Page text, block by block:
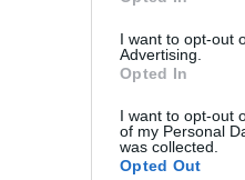
I want to opt-out
Advertising.
Opted In
I want to opt-out
of my Personal
was collected.
Opted Out